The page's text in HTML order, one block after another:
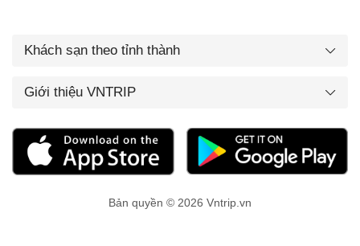
Khách sạn theo tỉnh thành
Giới thiệu VNTRIP
Bản quyền © 2026 Vntrip.vn